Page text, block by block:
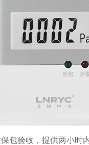
包验收，提供两小